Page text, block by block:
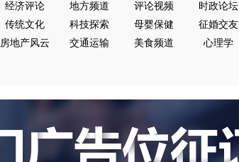
经济评论 地方频道 评论视频 时政论坛
传统文化 科技探索 母婴保健 征婚交友
房地产风云 交通运输 美食频道 心理学